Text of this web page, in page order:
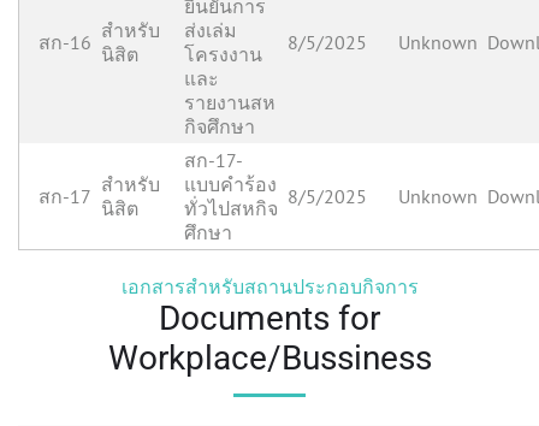
สก-16 สำหรับ
นิสิต
ยืนยันการ
ส่งเล่ม
โครงงาน
และ
รายงานสห
กิจศึกษา
8/5/2025 Unknown
สก-17 สำหรับ
นิสิต
สก-17-
แบบคำร้อง
ทั่วไปสหกิจ
ศึกษา
8/5/2025 Unknown
เอกสารสำหรับสถานประกอบกิจการ
Documents for
Workplace/Bussiness